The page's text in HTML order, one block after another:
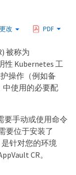
改 PDF
被称为
性 Kubernetes 工
操作（例如备
中使用的必要配
要手动或使用命令
要位于安装了
针对您的环境
CR。